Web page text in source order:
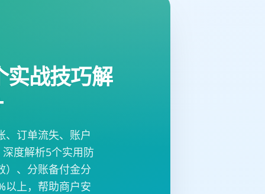
实战技巧解
、订单流失、账户
度解析5个实用防
）、分账备付金分
以上，帮助商户安